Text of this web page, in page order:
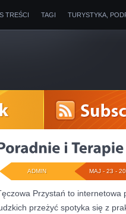
TREŚCI TAGI TURYSTYKA,
MAJ - 23 -
ADMIN
Przystań to internetowa
przeżyć spotyka się z